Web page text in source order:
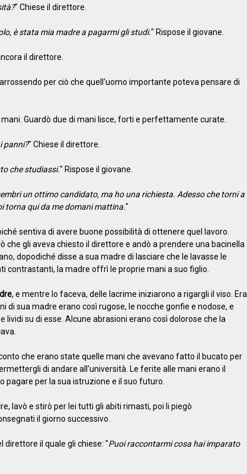
" Chiese il direttore.
è stata mia madre a pagarmi gli studi." Rispose il giovane.
il direttore.
per ciò che quell'uomo importante poteva pensare di
Guardò due di mani lisce, forti e perfettamente curate.
panni?" Chiese il direttore.
che studiassi." Rispose il giovane.
un ottimo candidato, ma ho una richiesta. Adesso che torni a
torna qui da me domani mattina."
sentiva di avere buone possibilità di ottenere quel lavoro.
che gli aveva chiesto il direttore e andò a prendere una bacinella
dopodiché disse a sua madre di lasciare che le lavasse le
contrastanti, la madre offrì le proprie mani a suo figlio.
, e mentre lo faceva, delle lacrime iniziarono a rigargli il viso. Era
di sua madre erano così rugose, le nocche gonfie e nodose, e
lividi su di esse. Alcune abrasioni erano così dolorose che la
che erano state quelle mani che avevano fatto il bucato per
di andare all'università. Le ferite alle mani erano il
pagare per la sua istruzione e il suo futuro.
lavò e stirò per lei tutti gli abiti rimasti, poi li piegò
il giorno successivo.
direttore il quale gli chiese: "Puoi raccontarmi cosa hai imparato